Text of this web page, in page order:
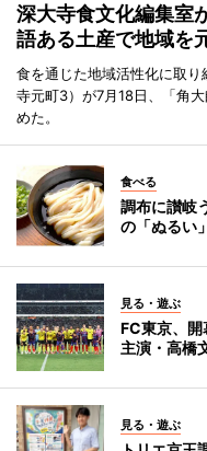
深大寺食文化編集
語ある土産で地域を
食を通じた地域活性化に取
寺元町3）が7月18日、「角
めた。
食べる
調布に讃岐
の「ぬるい
見る・遊ぶ
FC東京、
主演・高橋
見る・遊ぶ